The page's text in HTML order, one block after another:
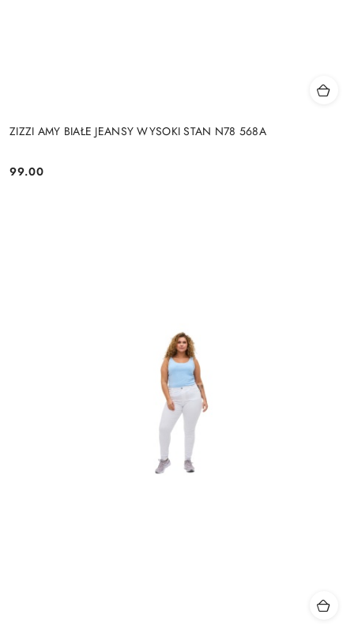
ZIZZI AMY BIAŁE JEANSY WYSOKI STAN N78 568A
Cena:
99.00